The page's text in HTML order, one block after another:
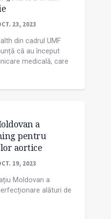
23, 2023
din cadrul UMF
că au început
medicală, care
a
pentru
aortice
19, 2023
Moldovan a
alături de